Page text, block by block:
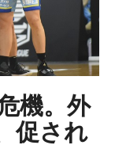
機。外
促され